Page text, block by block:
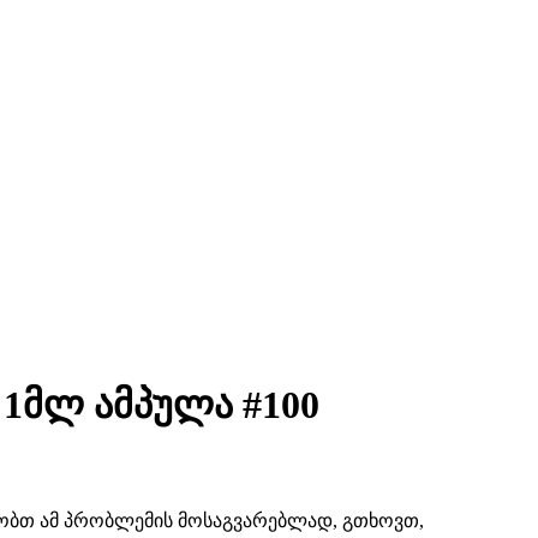
ამპულა #100
ამ პრობლემის მოსაგვარებლად, გთხოვთ,